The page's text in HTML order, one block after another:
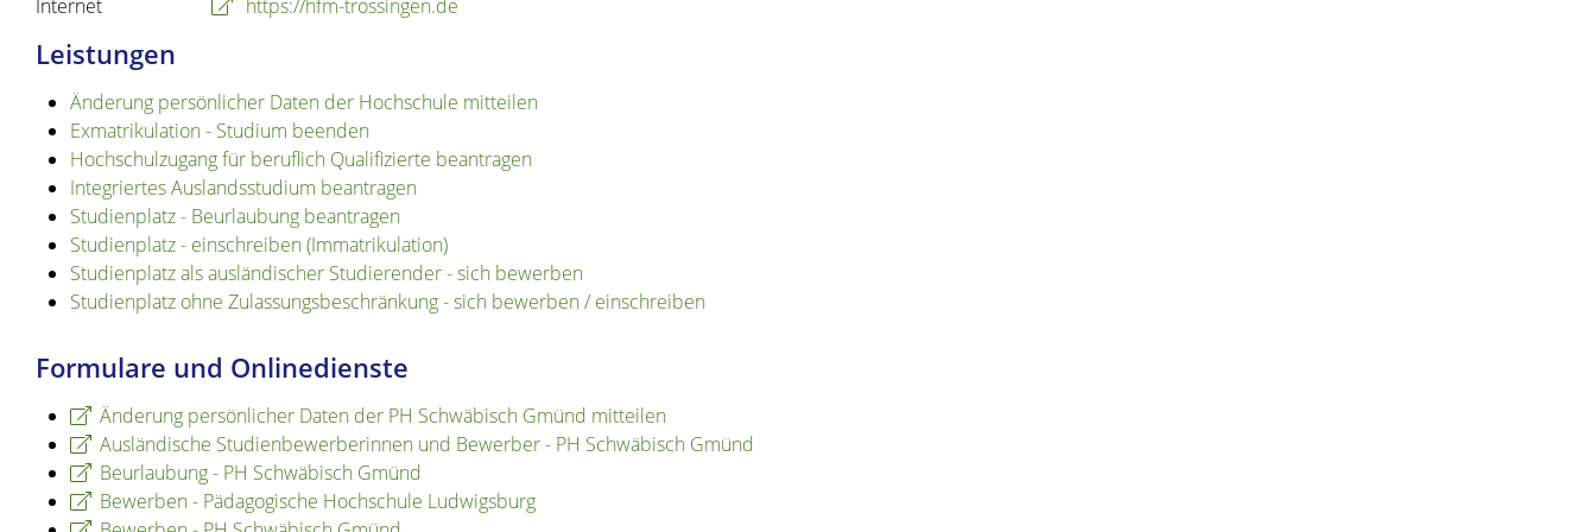
Internet
https://hfm-trossingen.de
Leistungen
Änderung persönlicher Daten der Hochschule mitteilen
Exmatrikulation - Studium beenden
Hochschulzugang für beruflich Qualifizierte beantragen
Integriertes Auslandsstudium beantragen
Studienplatz - Beurlaubung beantragen
Studienplatz - einschreiben (Immatrikulation)
Studienplatz als ausländischer Studierender - sich bewerben
Studienplatz ohne Zulassungsbeschränkung - sich bewerben / einschreiben
Formulare und Onlinedienste
Änderung persönlicher Daten der PH Schwäbisch Gmünd mitteilen
Ausländische Studienbewerberinnen und Bewerber - PH Schwäbisch Gmünd
Beurlaubung - PH Schwäbisch Gmünd
Bewerben - Pädagogische Hochschule Ludwigsburg